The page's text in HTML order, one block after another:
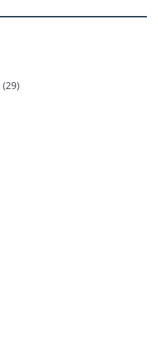
(29)